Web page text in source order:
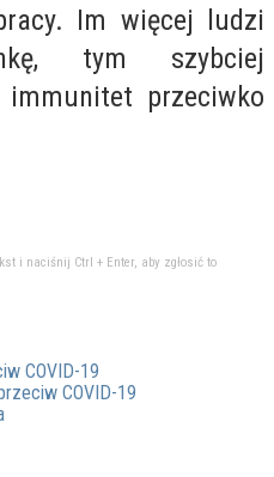
Im więcej ludzi
tym szybciej
immunitet przeciwko
i naciśnij Ctrl + Enter, aby zgłosić to
COVID-19
COVID-19